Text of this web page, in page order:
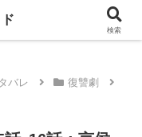
面白い！
バレ
復讐劇
検索